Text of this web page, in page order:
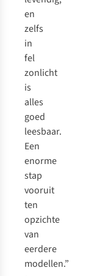
en
zelfs
in
fel
zonlicht
is
alles
goed
leesbaar.
Een
enorme
stap
vooruit
ten
opzichte
van
eerdere
modellen.”